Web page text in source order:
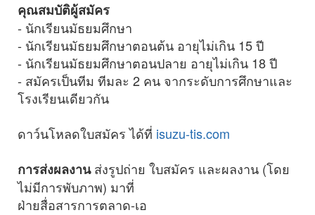
คุณสมบัติผู้สมัคร
- นักเรียนมัธยมศึกษา
- นักเรียนมัธยมศึกษาตอนต้น อายุไม่เกิน 15 ปี
- นักเรียนมัธยมศึกษาตอนปลาย อายุไม่เกิน 18 ปี
- สมัครเป็นทีม ทีมละ 2 คน จากระดับการศึกษาและ
โรงเรียนเดียวกัน
ดาว์นโหลดใบสมัคร ได้ที่ isuzu-tis.com
การส่งผลงานส่งรูปถ่าย ใบสมัคร และผลงาน (โดย
ไม่มีการพับภาพ) มาที่
ฝ่ายสื่อสารการตลาด-เอ